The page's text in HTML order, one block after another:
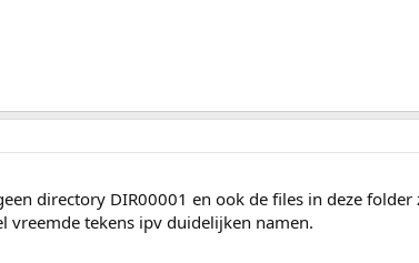
directory DIR00001 en ook de files in deze folder
vreemde tekens ipv duidelijken namen.